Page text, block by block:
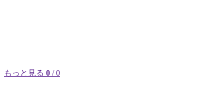
もっと見る 0 / 0